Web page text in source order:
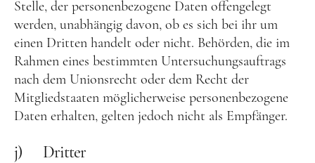
Stelle, der personenbezogene Daten offengelegt
werden, unabhängig davon, ob es sich bei ihr um
einen Dritten handelt oder nicht. Behörden, die im
Rahmen eines bestimmten Untersuchungsauftrags
nach dem Unionsrecht oder dem Recht der
Mitgliedstaaten möglicherweise personenbezogene
Daten erhalten, gelten jedoch nicht als Empfänger.
j) Dritter